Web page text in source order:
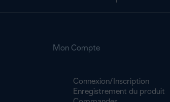
Mon Compte
Connexion/Inscription
Enregistrement du produit